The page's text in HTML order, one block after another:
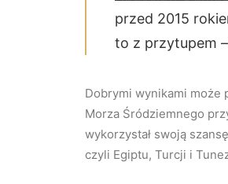
przed 2015
to z przytupem
Dobrymi wynikami może
Morza Śródziemnego
wykorzystał swoją
czyli Egiptu, Turcji i